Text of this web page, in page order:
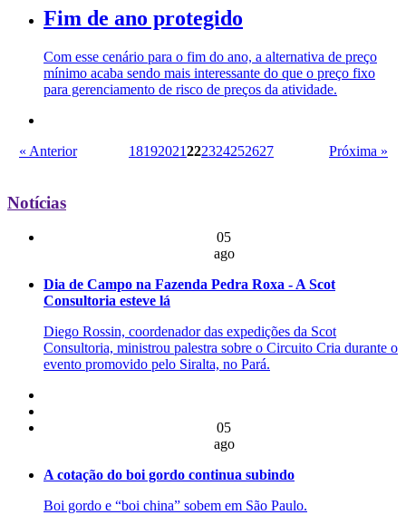
Fim de ano protegido
Com esse cenário para o fim do ano, a alternativa de preço
mínimo acaba sendo mais interessante do que o preço fixo
para gerenciamento de risco de preços da atividade.
« Anterior 18192021222324252627 Próxima »
Notícias
05
ago
Dia de Campo na Fazenda Pedra Roxa - A Scot
Consultoria esteve lá
Diego Rossin, coordenador das expedições da Scot
Consultoria, ministrou palestra sobre o Circuito Cria durante o
evento promovido pelo Siralta, no Pará.
05
ago
A cotação do boi gordo continua subindo
Boi gordo e “boi china” sobem em São Paulo.